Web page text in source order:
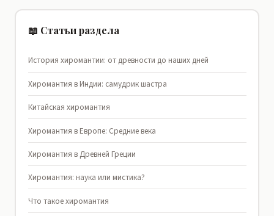
📖 Статьи раздела
История хиромантии: от древности до наших дней
Хиромантия в Индии: самудрик шастра
Китайская хиромантия
Хиромантия в Европе: Средние века
Хиромантия в Древней Греции
Хиромантия: наука или мистика?
Что такое хиромантия